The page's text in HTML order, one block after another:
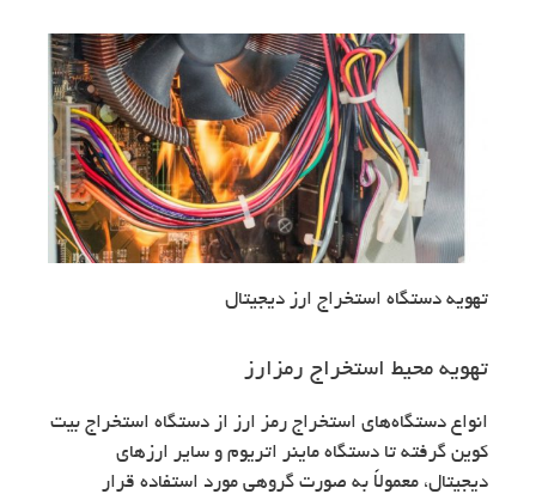
تهویه دستگاه استخراج ارز دیجیتال
تهویه محیط استخراج رمزارز
انواع دستگاه‌های استخراج رمز ارز از دستگاه استخراج بیت
کوین گرفته تا دستگاه ماینر اتریوم و سایر ارزهای
دیجیتال، معمولاً به صورت گروهی مورد استفاده قرار